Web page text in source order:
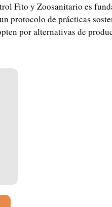
Fito y Zoosanitario es
protocolo de prácticas
por alternativas de